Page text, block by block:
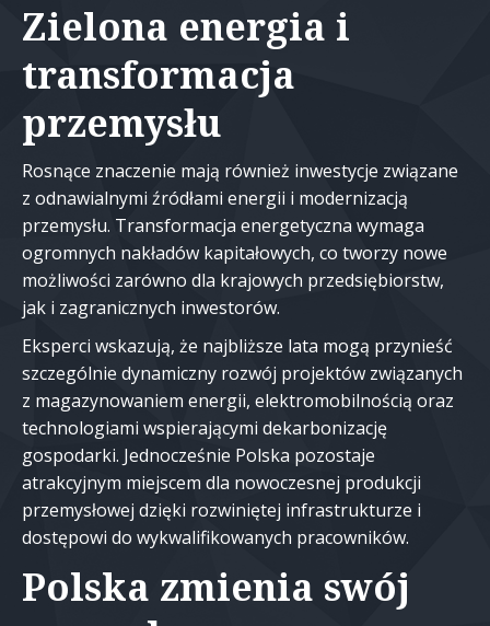
Zielona energia i
transformacja
przemysłu
Rosnące znaczenie mają również inwestycje związane
z odnawialnymi źródłami energii i modernizacją
przemysłu. Transformacja energetyczna wymaga
ogromnych nakładów kapitałowych, co tworzy nowe
możliwości zarówno dla krajowych przedsiębiorstw,
jak i zagranicznych inwestorów.
Eksperci wskazują, że najbliższe lata mogą przynieść
szczególnie dynamiczny rozwój projektów związanych
z magazynowaniem energii, elektromobilnością oraz
technologiami wspierającymi dekarbonizację
gospodarki. Jednocześnie Polska pozostaje
atrakcyjnym miejscem dla nowoczesnej produkcji
przemysłowej dzięki rozwiniętej infrastrukturze i
dostępowi do wykwalifikowanych pracowników.
Polska zmienia swój